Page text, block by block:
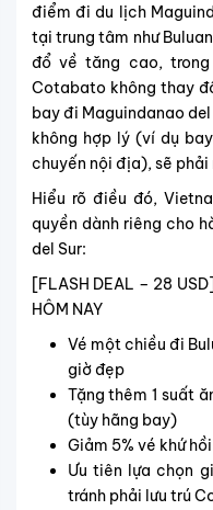
điểm đi du lịch
tại trung tâm như
đổ về tăng cao,
Cotabato không thay
bay đi Maguindanao
không hợp lý (ví dụ
chuyến nội địa), sẽ
Hiểu rõ điều đó,
quyền dành riêng cho
del Sur:
[FLASH DEAL – 28
HÔM NAY
Vé một chiều đi
giờ đẹp
Tặng thêm 1 suất
(tùy hãng bay)
Giảm 5% vé khứ
Ưu tiên lựa chọn
tránh phải lưu trú